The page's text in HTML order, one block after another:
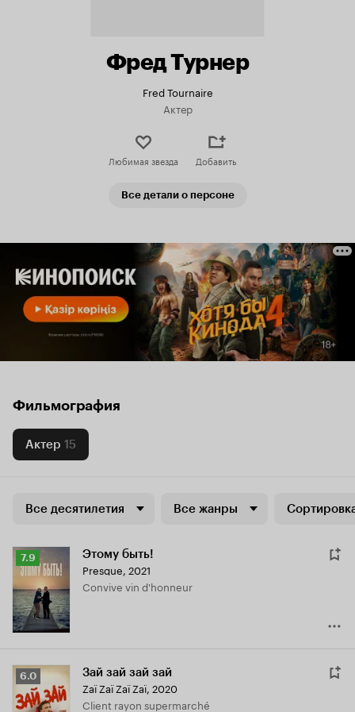
Фред Турнер
Fred Tournaire
Актер
Любимая звезда Добавить
Все детали о персоне
Фильмография
Актер 15
Все десятилетия Все жанры
Рейтинг
Кинопоиска
7.9
7.9 Этому быть!
Presque, 2021
Convive vin d'honneur
Рейтинг
Кинопоиска
6.0
6.0 Зай зай зай зай
Zaï Zaï Zaï Zaï, 2020
Client rayon supermarché